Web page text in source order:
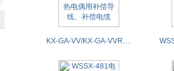
KX-GA-VV/KX-GA-VVR/KX-GA-VVP/KX-GA-VVRP/KX-HA-FF热电偶用补偿导线、补偿电缆